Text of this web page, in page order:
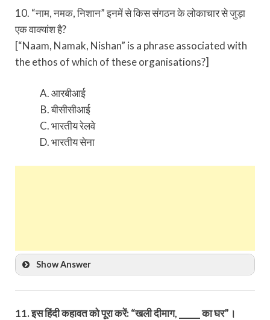
10. “नाम, नमक, निशान” इनमें से किस संगठन के लोकाचार से जुड़ा
एक वाक्यांश है?
[“Naam, Namak, Nishan” is a phrase associated with
the ethos of which of these organisations?]
आरबीआई
बीसीसीआई
भारतीय रेलवे
भारतीय सेना
Show Answer
11. इस हिंदी कहावत को पूरा करें: “खली दीमाग, _____ का घर”।